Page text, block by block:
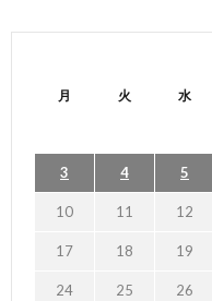
月 火 水
3 4 5
10 11 12
17 18 19
24 25 26